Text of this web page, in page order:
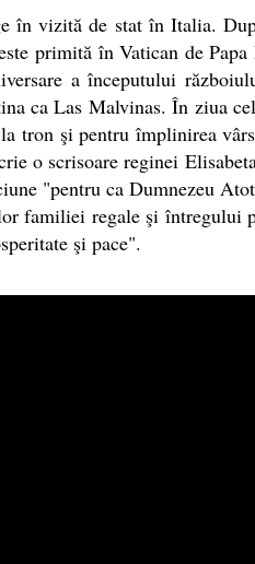
în vizită de stat în Italia.
primită în Vatican de
a începutului
ca Las Malvinas. În ziua
tron şi pentru împlinirea
o scrisoare reginei
"pentru ca Dumnezeu
familiei regale şi întregului
şi pace".